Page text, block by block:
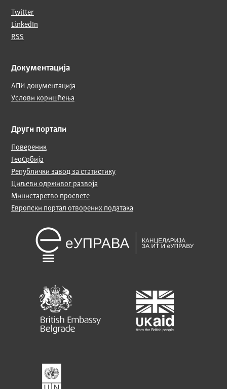
Twitter
LinkedIn
RSS
Документација
АПИ документација
Услови коришћења
Други портали
Повереник
ГеоСрбија
Републички завод за статистику
Циљеви одрживог развоја
Министарство просвете
Европски портал отворених података